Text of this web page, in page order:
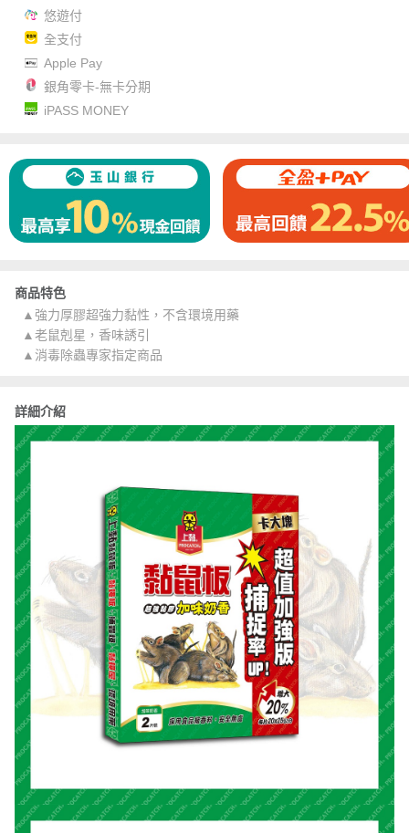
悠遊付
全支付
Apple Pay
銀角零卡-無卡分期
iPASS MONEY
商品特色
▲強力厚膠超強力黏性，不含環境用藥
▲老鼠剋星，香味誘引
▲消毒除蟲專家指定商品
詳細介紹